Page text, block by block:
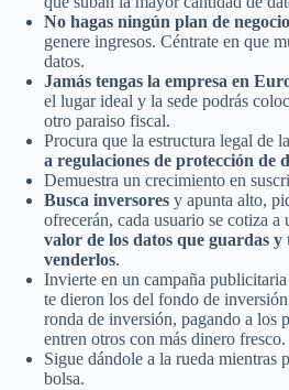
No hagas ningún plan de
genere ingresos. Céntrate en que
datos.
Jamás tengas la empresa en
el lugar ideal y la sede podrás
otro paraiso fiscal.
Procura que la estructura legal de la
a regulaciones de protección de
Demuestra un crecimiento en
Busca inversores y apunta alto,
ofrecerán, cada usuario se cotiza a
valor de los datos que guardas
venderlos.
Invierte en un campaña
te dieron los del fondo de
ronda de inversión, pagando a los
entren otros con más dinero fresco.
Sigue dándole a la rueda mientras
bolsa.